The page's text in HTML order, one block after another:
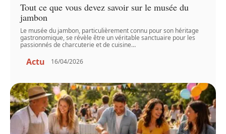
Tout ce que vous devez savoir sur le musée du
jambon
Le musée du jambon, particulièrement connu pour son héritage
gastronomique, se révèle être un véritable sanctuaire pour les
passionnés de charcuterie et de cuisine…
Actu 16/04/2026